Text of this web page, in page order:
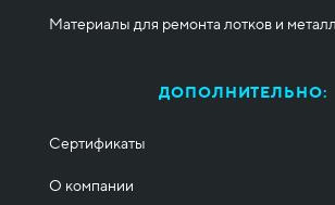
Материалы для ремонта лотков и
ДОПОЛНИТЕЛЬНО:
Сертификаты
О компании